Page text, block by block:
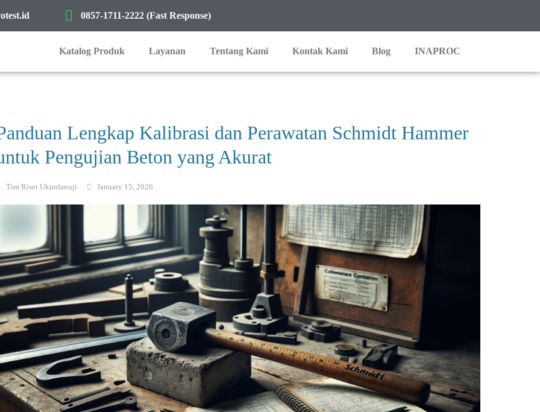
0857-1711-2222 (Fast Response)
Katalog Produk Layanan Tentang Kami Kontak Kami Blog INAPROC
Lengkap Kalibrasi dan Perawatan Schmidt Hammer
Pengujian Beton yang Akurat
Tim Riset Ukurdanuji January 15, 2026